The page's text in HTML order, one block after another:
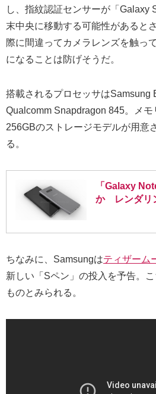
し、指紋認証センサーが「Galaxy
末中央に移動する可能性があると
際に間違ってカメラレンズを触っ
になることは防げそうだ。
搭載されるプロセッサはSamsung
Qualcomm Snapdragon 845。メ
256GBのストレージモデルが用意
る。
「Galaxy
か レンダリ
ちなみに、Samsungはティザーム
新しい「Sペン」の投入を予告。
ものとみられる。